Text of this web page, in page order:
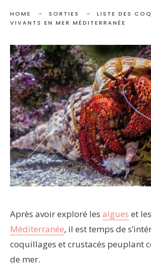
HOME SORTIES
LISTE DES
VIVANTS EN MER MÉDITERRANÉE
Après avoir exploré les algues et les
Méditerranée, il est temps de
coquillages et crustacés peuplant
de mer.